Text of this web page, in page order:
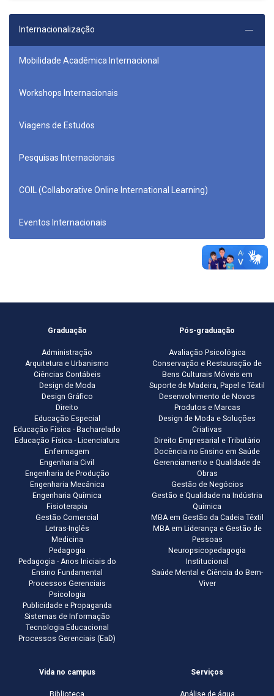
Internacionalização
Mobilidade Acadêmica Internacional
Workshops Internacionais
Viagens de Estudos
Pesquisas Internacionais
COIL (Collaborative Online International Learning)
Eventos Internacionais
Graduação
Administração
Arquitetura e Urbanismo
Ciências Contábeis
Design de Moda
Design Gráfico
Direito
Educação Especial
Educação Física - Bacharelado
Educação Física - Licenciatura
Enfermagem
Engenharia Civil
Engenharia de Produção
Engenharia Mecânica
Engenharia Química
Fisioterapia
Gestão Comercial
Letras-Inglês
Medicina
Pedagogia
Pedagogia - Anos Iniciais do
Ensino Fundamental
Processos Gerenciais
Psicologia
Publicidade e Propaganda
Sistemas de Informação
Tecnologia Educacional
Processos Gerenciais (EaD)
Pós-graduação
Avaliação Psicológica
Conservação e Restauração de
Bens Culturais Móveis em
Suporte de Madeira, Papel e Têxtil
Desenvolvimento de Novos
Produtos e Marcas
Design de Moda e Soluções
Criativas
Direito Empresarial e Tributário
Docência no Ensino em Saúde
Gerenciamento e Qualidade de
Obras
Gestão de Negócios
Gestão e Qualidade na Indústria
Química
MBA em Gestão da Cadeia Têxtil
MBA em Liderança e Gestão de
Pessoas
Neuropsicopedagogia
Institucional
Saúde Mental e Ciência do Bem-
Viver
Vida no campus
Biblioteca
Serviços
Análise de água